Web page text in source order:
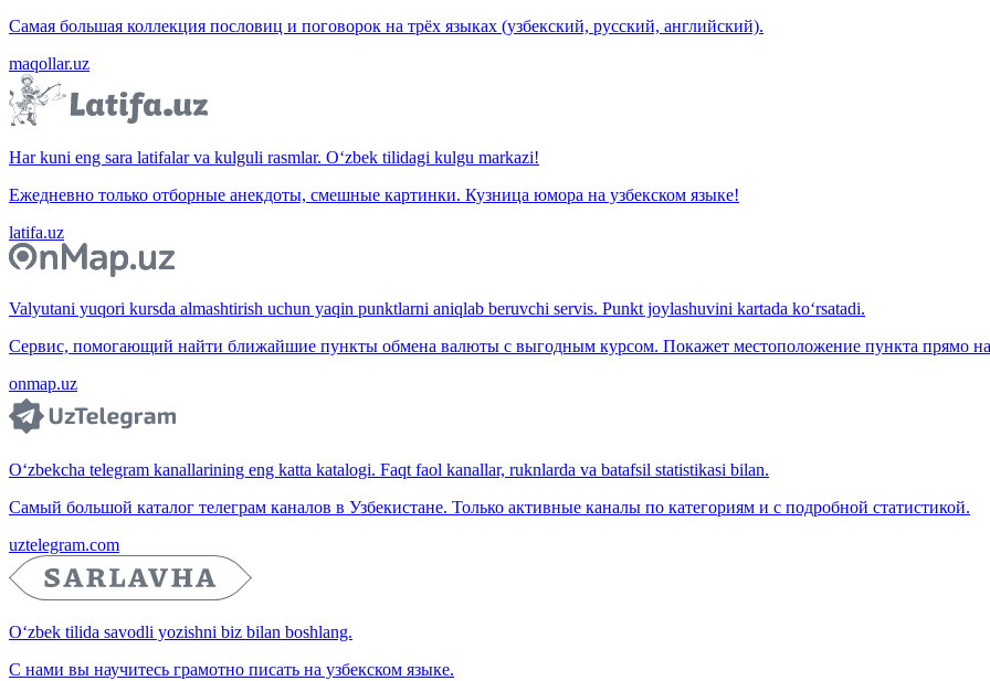
Самая большая коллекция пословиц и поговорок на трёх языках (узбекский, русский, английский).
maqollar.uz
Har kuni eng sara latifalar va kulguli rasmlar. O‘zbek tilidagi kulgu markazi!
Ежедневно только отборные анекдоты, смешные картинки. Кузница юмора на узбекском языке!
latifa.uz
Valyutani yuqori kursda almashtirish uchun yaqin punktlarni aniqlab beruvchi servis. Punkt joylashuvini kartada ko‘rsatadi.
Сервис, помогающий найти ближайшие пункты обмена валюты с выгодным курсом. Покажет местоположение пункта прямо на
onmap.uz
O‘zbekcha telegram kanallarining eng katta katalogi. Faqt faol kanallar, ruknlarda va batafsil statistikasi bilan.
Самый большой каталог телеграм каналов в Узбекистане. Только активные каналы по категориям и с подробной статистикой.
uztelegram.com
O‘zbek tilida savodli yozishni biz bilan boshlang.
С нами вы научитесь грамотно писать на узбекском языке.